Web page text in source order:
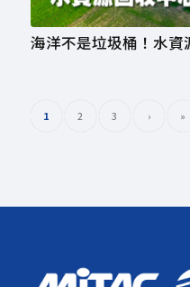
海洋不是垃圾桶！水
1 2 3 › »